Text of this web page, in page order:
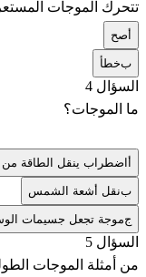
تتحرك الموجات
صح
بخطأ
السؤال 4
ما الموجات؟
اضطراب ينقل الطاقة من
بنقل أشعة الشمس
جموجة تجعل جسيمات
السؤال 5
من أمثلة الموجات